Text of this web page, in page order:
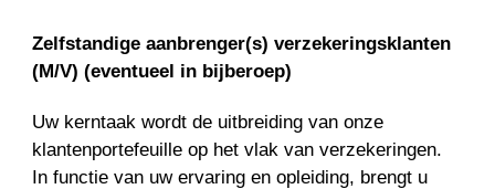
Zelfstandige aanbrenger(s) verzekeringsklanten
(M/V) (eventueel in bijberoep)
Uw kerntaak wordt de uitbreiding van onze
klantenportefeuille op het vlak van verzekeringen.
In functie van uw ervaring en opleiding, brengt u